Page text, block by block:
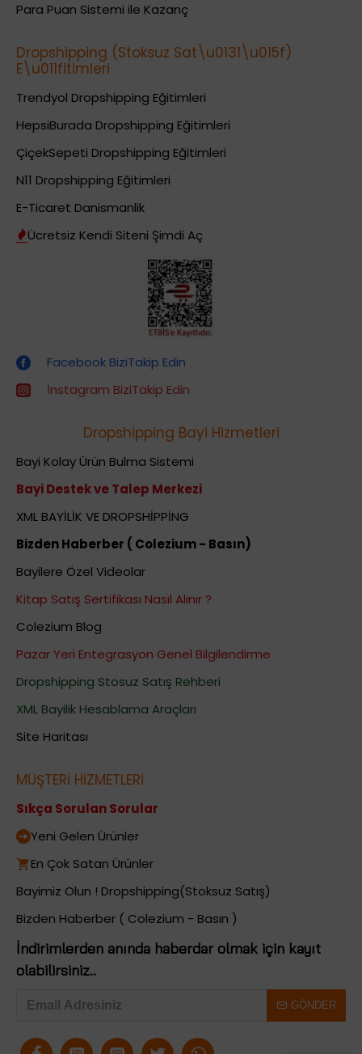
Para Puan Sistemi ile Kazanç
Dropshipping (Stoksuz Sat\u0131\u015f)
E\u011fitimleri
Trendyol Dropshipping Eğitimleri
HepsiBurada Dropshipping Eğitimleri
ÇiçekSepeti Dropshipping Eğitimleri
N11 Dropshipping Eğitimleri
E-Ticaret Danismanlik
Ücretsiz Kendi Siteni Şimdi Aç
Facebook BiziTakip Edin
İnstagram BiziTakip Edin
Dropshipping Bayi Hizmetleri
Bayi Kolay Ürün Bulma Sistemi
Bayi Destek ve Talep Merkezi
XML BAYİLİK VE DROPSHİPPİNG
Bizden Haberber ( Colezium - Basın)
Bayilere Özel Videolar
Kitap Satış Sertifikası Nasıl Alınır ?
Colezium Blog
Pazar Yeri Entegrasyon Genel Bilgilendirme
Dropshipping Stosuz Satış Rehberi
XML Bayilik Hesablama Araçları
Site Haritası
MÜŞTERİ HİZMETLERİ
Sıkça Sorulan Sorular
Yeni Gelen Ürünler
En Çok Satan Ürünler
Bayimiz Olun ! Dropshipping(Stoksuz Satış)
Bizden Haberber ( Colezium - Basın )
İndirimlerden anında haberdar olmak için kayıt
olabilirsiniz..
GÖNDER